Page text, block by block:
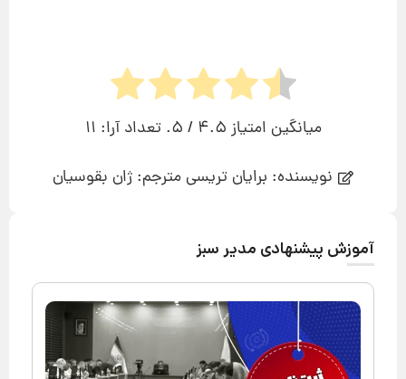
میانگین امتیاز 4.5 / 5. تعداد آرا:
11
نویسنده: برایان تریسی مترجم: ژان بقوسیان
آموزش پیشنهادی مدیر سبز